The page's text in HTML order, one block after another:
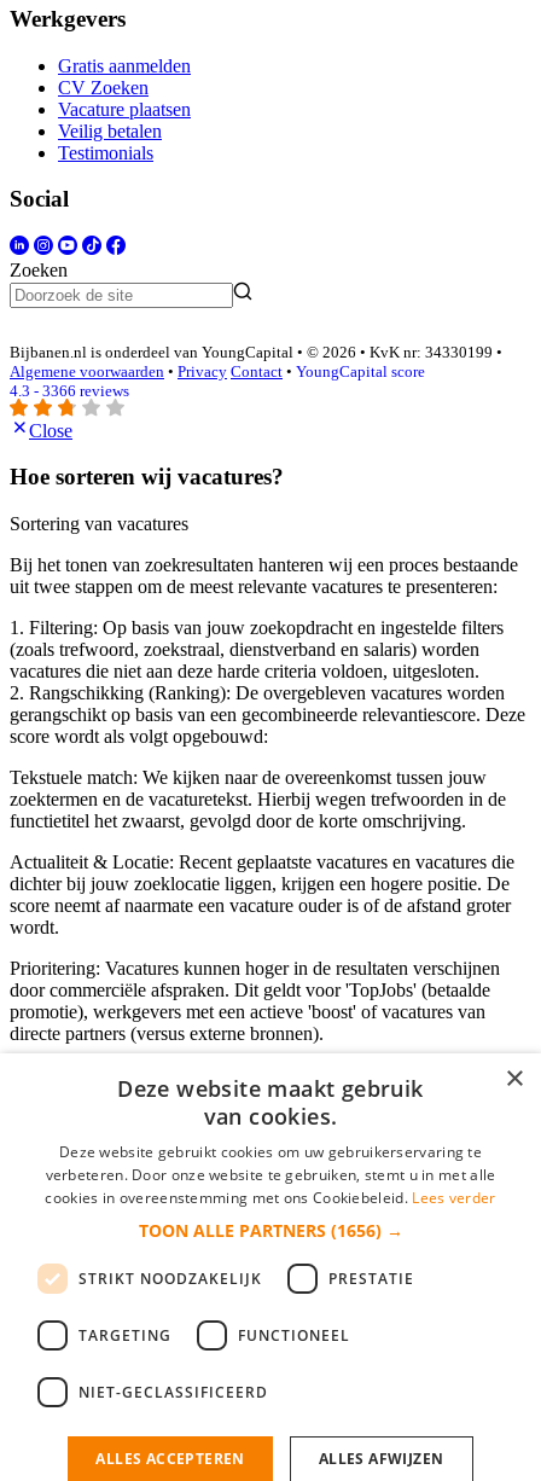
Werkgevers
Gratis aanmelden
CV Zoeken
Vacature plaatsen
Veilig betalen
Testimonials
Social
Zoeken
Bijbanen.nl is onderdeel van YoungCapital • © 2026 • KvK nr: 34330199 •
Algemene voorwaarden • Privacy Contact • YoungCapital score
4.3 - 3366 reviews
Close
Hoe sorteren wij vacatures?
Sortering van vacatures
Bij het tonen van zoekresultaten hanteren wij een proces bestaande
uit twee stappen om de meest relevante vacatures te presenteren:
1. Filtering: Op basis van jouw zoekopdracht en ingestelde filters
(zoals trefwoord, zoekstraal, dienstverband en salaris) worden
vacatures die niet aan deze harde criteria voldoen, uitgesloten.
2. Rangschikking (Ranking): De overgebleven vacatures worden
gerangschikt op basis van een gecombineerde relevantiescore. Deze
score wordt als volgt opgebouwd:
Tekstuele match: We kijken naar de overeenkomst tussen jouw
zoektermen en de vacaturetekst. Hierbij wegen trefwoorden in de
functietitel het zwaarst, gevolgd door de korte omschrijving.
Actualiteit & Locatie: Recent geplaatste vacatures en vacatures die
dichter bij jouw zoeklocatie liggen, krijgen een hogere positie. De
score neemt af naarmate een vacature ouder is of de afstand groter
wordt.
Prioritering: Vacatures kunnen hoger in de resultaten verschijnen
door commerciële afspraken. Dit geldt voor 'TopJobs' (betaalde
promotie), werkgevers met een actieve 'boost' of vacatures van
directe partners (versus externe bronnen).
E-mail*
login gegevens onthouden
login
Bedrijf aanmelden
nieuwe collega/werknemer zo gevonden!
×
Deze website maakt gebruik
van cookies.
Deze website gebruikt cookies om uw gebruikerservaring te
verbeteren. Door onze website te gebruiken, stemt u in met alle
cookies in overeenstemming met ons Cookiebeleid. Lees verder
TOON ALLE PARTNERS (1656) →
STRIKT NOODZAKELIJK PRESTATIE
TARGETING FUNCTIONEEL
NIET-GECLASSIFICEERD
ALLES ACCEPTEREN ALLES AFWIJZEN